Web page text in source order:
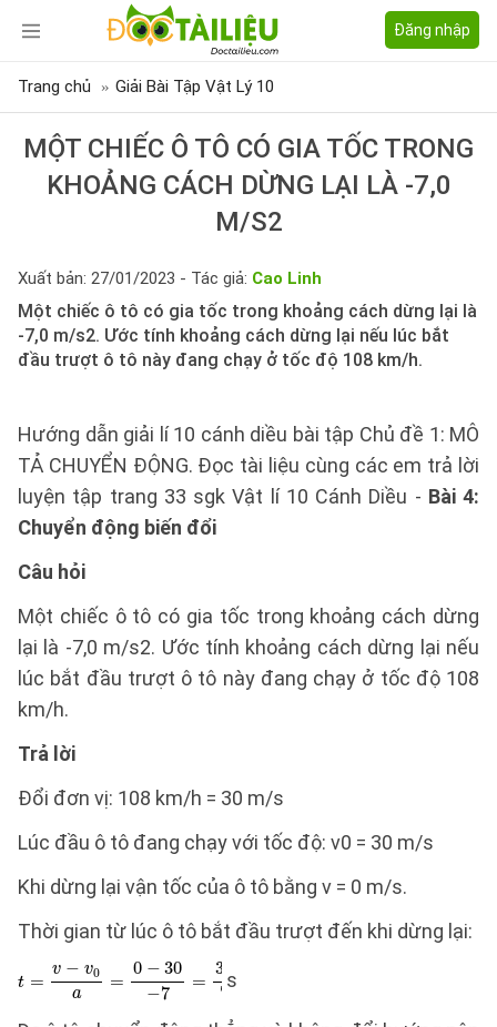
Đăng nhập
Trang chủ Giải Bài Tập Vật Lý 10
MỘT CHIẾC Ô TÔ CÓ GIA TỐC TRONG
KHOẢNG CÁCH DỪNG LẠI LÀ -7,0
M/S2
Xuất bản: 27/01/2023 - Tác giả: Cao Linh
Một chiếc ô tô có gia tốc trong khoảng cách dừng lại là
-7,0 m/s2. Ước tính khoảng cách dừng lại nếu lúc bắt
đầu trượt ô tô này đang chạy ở tốc độ 108 km/h.
Hướng dẫn giải lí 10 cánh diều bài tập Chủ đề 1: MÔ
TẢ CHUYỂN ĐỘNG. Đọc tài liệu cùng các em trả lời
luyện tập trang 33 sgk Vật lí 10 Cánh Diều - Bài 4:
Chuyển động biến đổi
Câu hỏi
Một chiếc ô tô có gia tốc trong khoảng cách dừng
lại là -7,0 m/s2. Ước tính khoảng cách dừng lại nếu
lúc bắt đầu trượt ô tô này đang chạy ở tốc độ 108
km/h.
Trả lời
Đổi đơn vị: 108 km/h = 30 m/s
Lúc đầu ô tô đang chạy với tốc độ: v0 = 30 m/s
Khi dừng lại vận tốc của ô tô bằng v = 0 m/s.
Thời gian từ lúc ô tô bắt đầu trượt đến khi dừng lại:
s